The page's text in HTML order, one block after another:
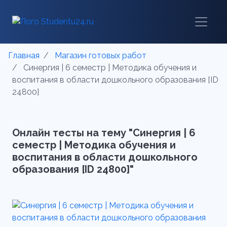
Главная
Магазин готовых работ
Синергия | 6 семестр | Методика обучения и
воспитания в области дошкольного образования [ID
24800]
Онлайн тесты на тему "Синергия | 6
семестр | Методика обучения и
воспитания в области дошкольного
образования [ID 24800]"